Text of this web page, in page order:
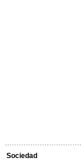
Sociedad